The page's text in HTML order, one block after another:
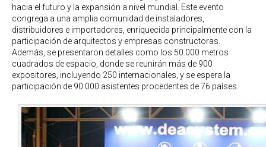
hacia el futuro y la expansión a nivel mundial. Este evento
congrega a una amplia comunidad de instaladores,
distribuidores e importadores, enriquecida principalmente con la
participación de arquitectos y empresas constructoras.
Además, se presentaron detalles como los 50.000 metros
cuadrados de espacio, donde se reunirán más de 900
expositores, incluyendo 250 internacionales, y se espera la
participación de 90.000 asistentes procedentes de 76 países.